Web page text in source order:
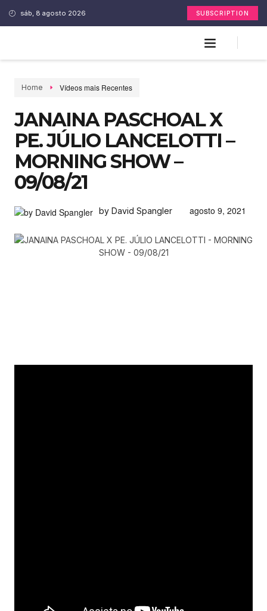
sáb, 8 agosto 2026 SUBSCRIPTION
Home Vídeos mais Recentes
JANAINA PASCHOAL X
PE. JÚLIO LANCELOTTI –
MORNING SHOW –
09/08/21
by David Spangler agosto 9, 2021